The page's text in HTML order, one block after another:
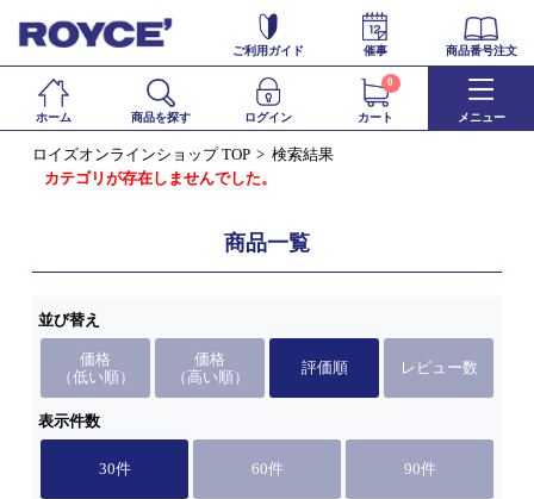
ご利用ガイド 催事 商品番号注文
ホーム 商品を探す ログイン カート
0
メニュー
ロイズオンラインショップ TOP
検索結果
カテゴリが存在しませんでした。
商品一覧
並び替え
価格
（低い順）
価格
（高い順）
評価順 レビュー数
表示件数
30件 60件 90件